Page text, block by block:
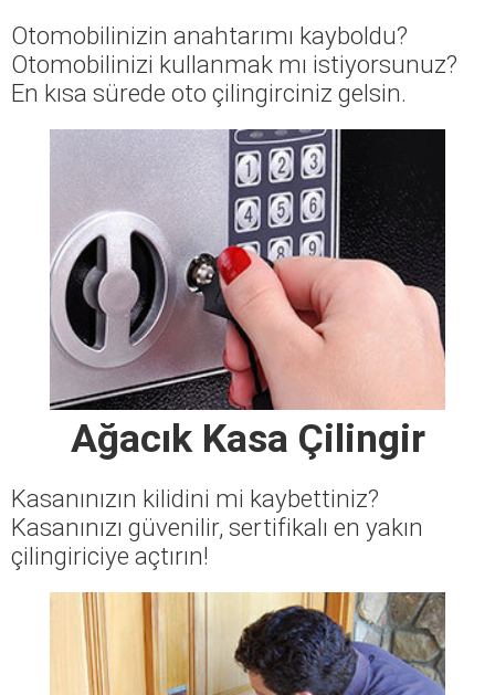
Otomobilinizin anahtarımı kayboldu?
Otomobilinizi kullanmak mı istiyorsunuz?
En kısa sürede oto çilingirciniz gelsin.
Ağacık Kasa Çilingir
Kasanınızın kilidini mi kaybettiniz?
Kasanınızı güvenilir, sertifikalı en yakın
çilingiriciye açtırın!